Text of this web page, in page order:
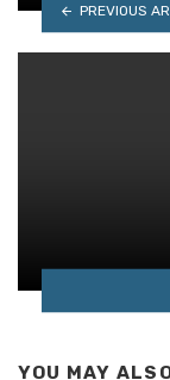
PREVIOUS
YOU MAY